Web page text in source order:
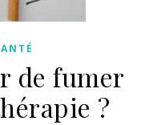
de fumer
?